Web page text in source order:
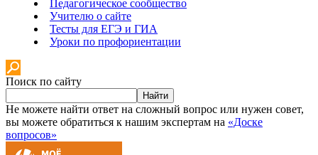
Педагогическое сообщество
Учителю о сайте
Тесты для ЕГЭ и ГИА
Уроки по профориентации
Поиск по сайту
Найти
Не можете найти ответ на сложный вопрос или нужен совет,
вы можете обратиться к нашим экспертам на «Доске
вопросов»